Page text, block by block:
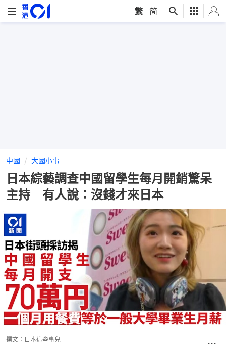
繁 简
中國 大國小事
日本綜藝調查中國留學生每月開銷驚呆
主持 有人說：沒錢才來日本
撰文： 日本這些事兒